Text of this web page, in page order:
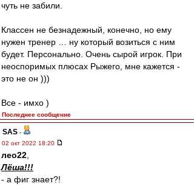
чуть не забили.
Классен не безнадежный, конечно, но ему
нужен тренер … ну который возиться с ним
будет. Персонально. Очень сырой игрок. При
неоспоримых плюсах Рыжего, мне кажется -
это не он )))
Все - имхо )
Последнее сообщение
SAS -
02 окт 2022 18:20
лео22
Лёша!!!
- а фиг знает?!